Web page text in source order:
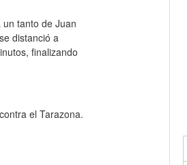
tanto de Juan
distanció a
finalizando
el Tarazona.